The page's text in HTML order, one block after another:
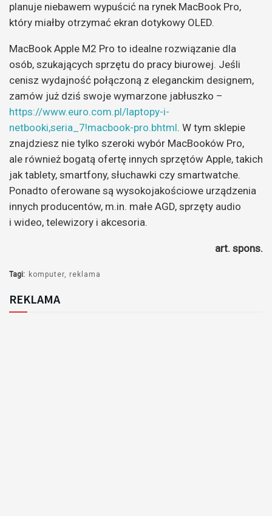
planuje niebawem wypuścić na rynek MacBook Pro,
który miałby otrzymać ekran dotykowy OLED.
MacBook Apple M2 Pro to idealne rozwiązanie dla
osób, szukających sprzętu do pracy biurowej. Jeśli
cenisz wydajność połączoną z eleganckim designem,
zamów już dziś swoje wymarzone jabłuszko –
https://www.euro.com.pl/laptopy-i-
netbooki,seria_7!macbook-pro.bhtml. W tym sklepie
znajdziesz nie tylko szeroki wybór MacBooków Pro,
ale również bogatą ofertę innych sprzętów Apple, takich
jak tablety, smartfony, słuchawki czy smartwatche.
Ponadto oferowane są wysokojakościowe urządzenia
innych producentów, m.in. małe AGD, sprzęty audio
i wideo, telewizory i akcesoria.
art. spons.
Tagi: komputer reklama
REKLAMA